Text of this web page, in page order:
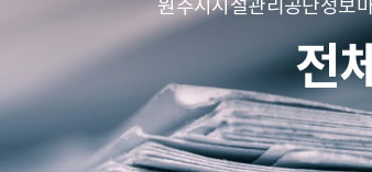
원주시시설관리공단정보
전